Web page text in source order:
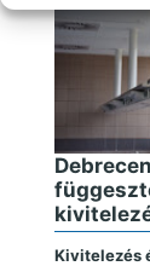
Kivitelezés